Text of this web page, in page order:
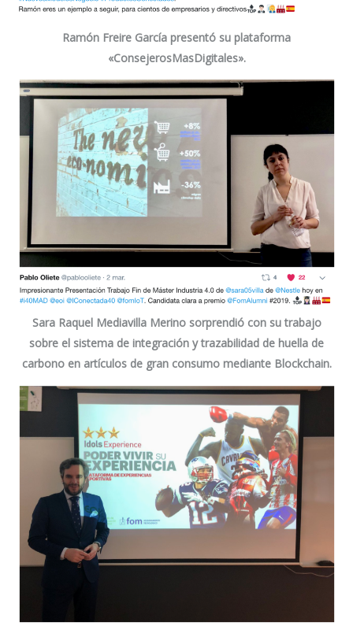
Ramón Freire García presentó su plataforma
«ConsejerosMasDigitales».
Sara Raquel Mediavilla Merinosorprendió con su trabajo
sobre el sistema de integración y trazabilidad de huella de
carbono en artículos de gran consumo mediante Blockchain.